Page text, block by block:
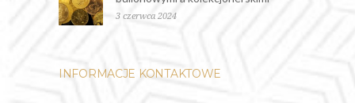
3 czerwca 2024
INFORMACJE KONTAKTOWE